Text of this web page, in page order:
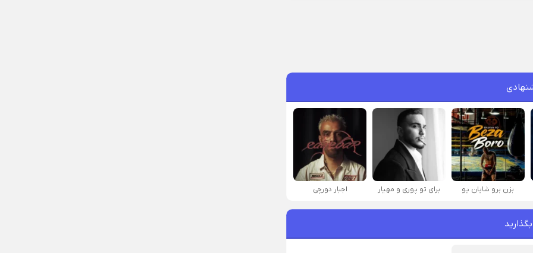
بزن برو شایان یو برای تو پوری و مهیار اجبار دورچی